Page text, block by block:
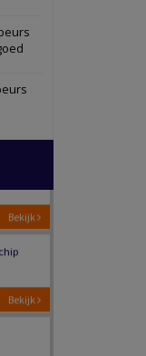
Bekijk
Bekijk